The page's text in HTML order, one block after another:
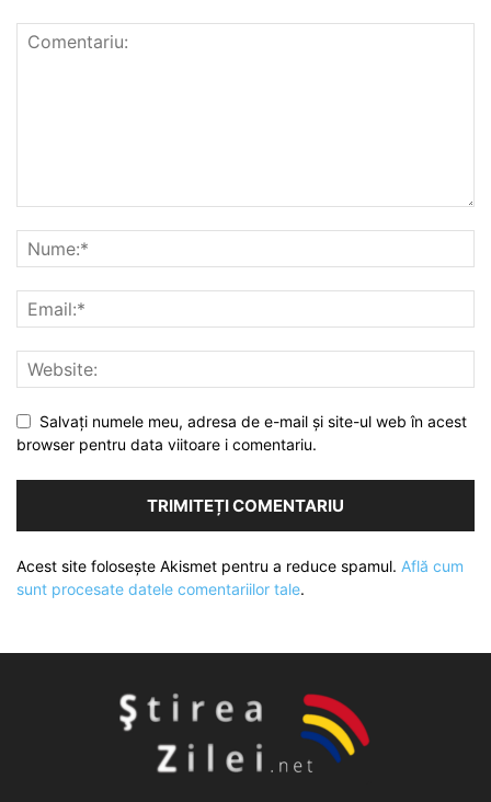
Salvați numele meu, adresa de e-mail și site-ul web în acest
browser pentru data viitoare i comentariu.
Acest site folosește Akismet pentru a reduce spamul. Află cum
sunt procesate datele comentariilor tale.